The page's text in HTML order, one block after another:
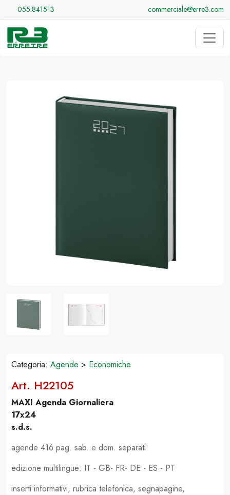
055.841513 commerciale@erre3.com
Categoria: Agende > Economiche
Art. H22105
MAXI Agenda Giornaliera
17x24
s.d.s.
agende 416 pag. sab. e dom. separati
edizione multilingue: IT - GB- FR- DE - ES - PT
inserti informativi, rubrica telefonica, segnapagine,